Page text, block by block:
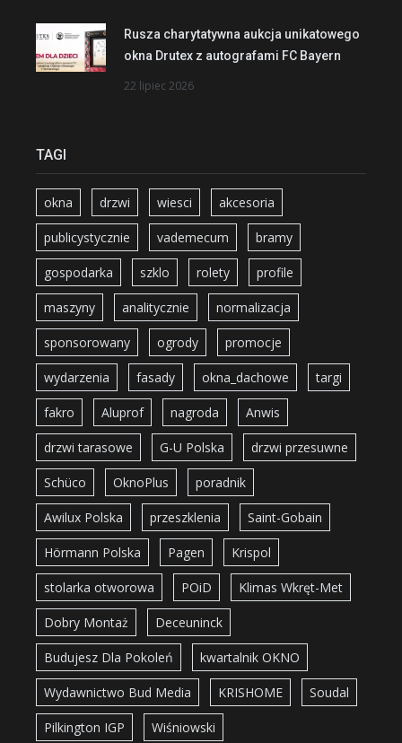
Rusza charytatywna aukcja unikatowego
okna Drutex z autografami FC Bayern
22 lipiec 2026
TAGI
okna drzwi wiesci akcesoria
publicystycznie vademecum bramy
gospodarka szklo rolety profile
maszyny analitycznie normalizacja
sponsorowany ogrody promocje
wydarzenia fasady okna_dachowe targi
fakro Aluprof nagroda Anwis
drzwi tarasowe G-U Polska drzwi przesuwne
Schüco OknoPlus poradnik
Awilux Polska przeszklenia Saint-Gobain
Hörmann Polska Pagen Krispol
stolarka otworowa POiD Klimas Wkręt-Met
Dobry Montaż Deceuninck
Budujesz Dla Pokoleń kwartalnik OKNO
Wydawnictwo Bud Media KRISHOME Soudal
Pilkington IGP Wiśniowski